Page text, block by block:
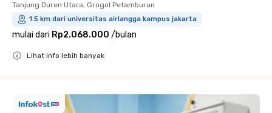
Tanjung Duren Utara, Grogol Petamburan
1.5 km dari universitas airlangga kampus jakarta
mulai dari Rp2.068.000 /bulan
Lihat info lebih banyak